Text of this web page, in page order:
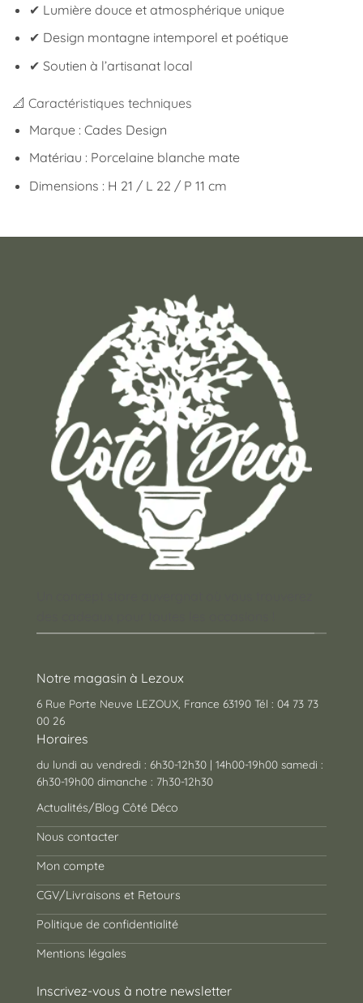
✔ Lumière douce et atmosphérique unique
✔ Design montagne intemporel et poétique
✔ Soutien à l’artisanat local
📐 Caractéristiques techniques
Marque : Cades Design
Matériau : Porcelaine blanche mate
Dimensions : H 21 / L 22 / P 11 cm
Notre magasin à Lezoux
6 Rue Porte Neuve LEZOUX, France 63190 Tél : 04 73 73
00 26
Horaires
du lundi au vendredi : 6h30-12h30 | 14h00-19h00 samedi :
6h30-19h00 dimanche : 7h30-12h30
Actualités/Blog Côté Déco
Nous contacter
Mon compte
CGV/Livraisons et Retours
Politique de confidentialité
Mentions légales
Inscrivez-vous à notre newsletter